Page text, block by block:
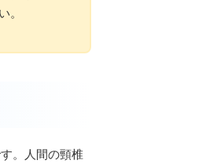
。
。人間の頸椎